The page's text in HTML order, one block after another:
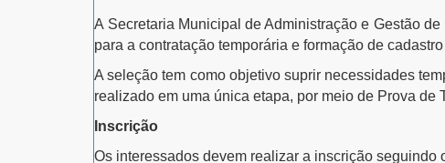
A Secretaria Municipal de Administração e Gestão
para a contratação temporária e formação de
A seleção tem como objetivo suprir necessidades
realizado em uma única etapa, por meio de Prova de
Inscrição
Os interessados devem realizar a inscrição seguindo